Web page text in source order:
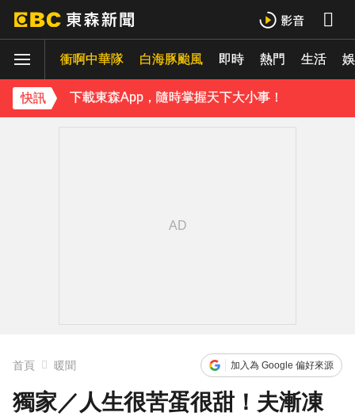
衝啊中華隊 白海豚颱風 即時 熱門 生活
快訊
18歲帥兒離開台灣！前主播蔣雅淇忍淚嘆：最難放手的是媽媽
下載東森App，隨時掌握天下大小事！
首頁 暖聞 加入為 Google 偏好來源
獨家／人生很苦蛋很甜！夫漸凍